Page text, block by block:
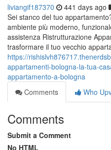
liviangif187370 441 days ago
Sei stanco del tuo
ambiente più moderno,
assistenza Ristrutturazione
trasformare il tuo vecchio
https://
appartamenti-bologna-la-tua-
appartamento-a-bologna
Comments
Who
Comments
Submit a Comment
No HTML